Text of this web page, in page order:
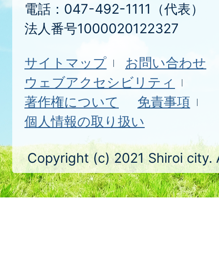
電話：047-492-1111（代表）
法人番号1000020122327
サイトマップ
お問い合わせ
ウェブアクセシビリティ
著作権について
免責事項
個人情報の取り扱い
Copyright (c) 2021 Shiroi city.